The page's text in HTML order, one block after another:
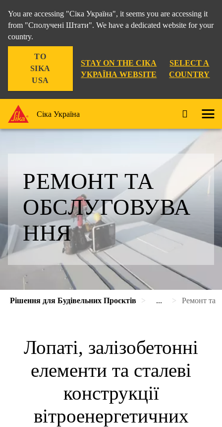
You are accessing "Сіка Україна", it seems you are accessing it
from "Сполучені Штати". We have a dedicated website for your
country.
TO
SIKA
USA
STAY ON THE СІКА
УКРАЇНА WEBSITE
SELECT A
COUNTRY
Сіка Україна
РЕМОНТ ТА
ОБСЛУГОВУВА
ННЯ
Рішення для Будівельних Проєктів ... Ремонт та
Лопаті, залізобетонні
елементи та сталеві
конструкції
вітроенергетичних